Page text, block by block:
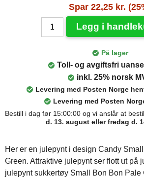
Spar 22,25 kr.
Legg i
På lager
Toll- og avgiftsfri
inkl. 25% norsk
Levering med Posten Norge
Levering med Posten
Bestill i dag før 15:00:00 og vi anslår at
d. 13. august eller fredag d.
Her er en julepynt i design Candy
Green. Attraktive julepynt ser flott ut på
julepynt sukkertøy Small Bon Bon Pale